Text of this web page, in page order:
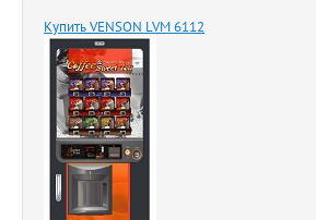
Купить VENSON LVM 6112